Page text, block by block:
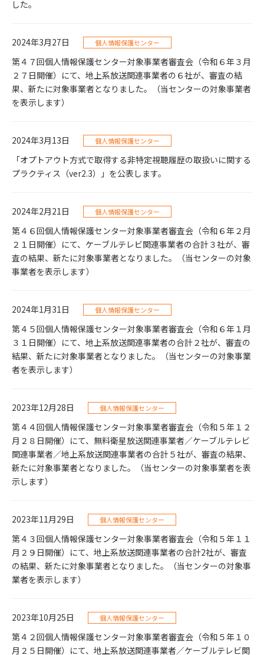
した。
2024年3月27日 個人情報保護センター
第４７回個人情報保護センター対象事業者審査会（令和６年３月
２７日開催）にて、地上系放送関連事業者の６社が、審査の結
果、新たに対象事業者となりました。（当センターの対象事業者
を表示します）
2024年3月13日 個人情報保護センター
「オプトアウト方式で取得する非特定視聴履歴の取扱いに関する
プラクティス（ver2.3）」を公表します。
2024年2月21日 個人情報保護センター
第４６回個人情報保護センター対象事業者審査会（令和６年２月
２１日開催）にて、ケーブルテレビ関連事業者の合計３社が、審
査の結果、新たに対象事業者となりました。（当センターの対象
事業者を表示します）
2024年1月31日 個人情報保護センター
第４５回個人情報保護センター対象事業者審査会（令和６年１月
３１日開催）にて、地上系放送関連事業者の合計２社が、審査の
結果、新たに対象事業者となりました。（当センターの対象事業
者を表示します）
2023年12月28日 個人情報保護センター
第４４回個人情報保護センター対象事業者審査会（令和５年１２
月２８日開催）にて、無料衛星放送関連事業者／ケーブルテレビ
関連事業者／地上系放送関連事業者の合計５社が、審査の結果、
新たに対象事業者となりました。（当センターの対象事業者を表
示します）
2023年11月29日 個人情報保護センター
第４３回個人情報保護センター対象事業者審査会（令和５年１１
月２９日開催）にて、地上系放送関連事業者の合計2社が、審査
の結果、新たに対象事業者となりました。（当センターの対象事
業者を表示します）
2023年10月25日 個人情報保護センター
第４２回個人情報保護センター対象事業者審査会（令和５年１０
月２５日開催）にて、地上系放送関連事業者／ケーブルテレビ関